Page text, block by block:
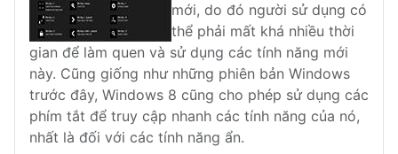
mới, do đó người sử dụng có
thể phải mất khá nhiều thời
gian để làm quen và sử dụng các tính năng mới
này. Cũng giống như những phiên bản Windows
trước đây, Windows 8 cũng cho phép sử dụng các
phím tắt để truy cập nhanh các tính năng của nó,
nhất là đối với các tính năng ẩn.